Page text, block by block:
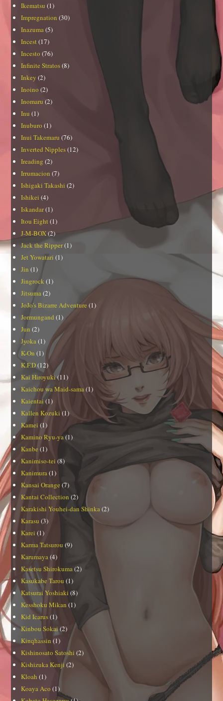
Ikematsu (1)
Impregnation (30)
Inazuma(5)
Incest (17)
Incesto (76)
Infinite Stratos(8)
Inkey (2)
Inoino (2)
Inomaru (2)
Inu (1)
Inuburo (1)
Inui Takemaru (76)
Inverted Nipples(12)
Ireading (2)
Irrumacion (7)
Ishigaki Takashi (2)
Ishikei (4)
Iskandar(1)
Itou Eight (1)
J-M-BOX(2)
Jack the Ripper(1)
Jet Yowatari (1)
Jin (1)
Jingrock (1)
Jitsuma(2)
JoJo's Bizarre Adventure (1)
Jormungand (1)
Jun (2)
Jyoka(1)
K-On (1)
K.F.D(12)
Kai Hiroyuki(11)
Kaichou wa Maid-sama(1)
Kaientai (1)
Kallen Kozuki (1)
Kamei (1)
Kamino Ryu-ya(1)
Kanbe (1)
Kanimiso-tei (8)
Kanimura(1)
Kansai Orange(7)
Kantai Collection (2)
Karakishi Youhei-dan Shinka(2)
Karasu (3)
Karei (1)
Karma Tatsurou (9)
Karumaya(4)
Kasetsu Shirokuma(2)
Kasukabe Tarou (1)
Katsurai Yoshiaki (8)
Kesshoku Mikan (1)
Kid Icarus(1)
Kinbou Sokai(2)
Kinqhassin (1)
Kishinosato Satoshi (2)
Kishizuka Kenji (2)
Kloah (1)
Koaya Aco (1)